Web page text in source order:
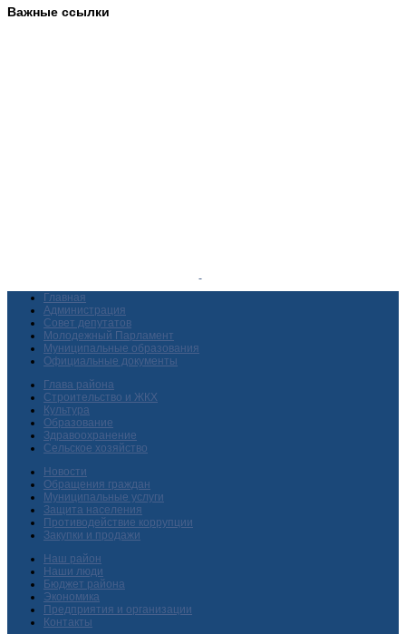
Важные ссылки
Главная
Администрация
Совет депутатов
Молодежный Парламент
Муниципальные образования
Официальные документы
Глава района
Строительство и ЖКХ
Культура
Образование
Здравоохранение
Сельское хозяйство
Новости
Обращения граждан
Муниципальные услуги
Защита населения
Противодействие коррупции
Закупки и продажи
Наш район
Наши люди
Бюджет района
Экономика
Предприятия и организации
Контакты